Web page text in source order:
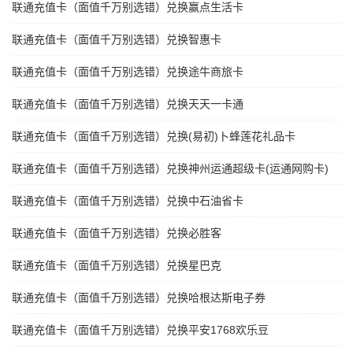
联通充值卡（面值千万别选错）兑换赢点生活卡
联通充值卡（面值千万别选错）兑换智惠卡
联通充值卡（面值千万别选错）兑换途牛商旅卡
联通充值卡（面值千万别选错）兑换天天一卡通
联通充值卡（面值千万别选错）兑换(易初)卜蜂莲花礼品卡
联通充值卡（面值千万别选错）兑换神州运通超级卡(运通网购卡)
联通充值卡（面值千万别选错）兑换中石油省卡
联通充值卡（面值千万别选错）兑换必胜客
联通充值卡（面值千万别选错）兑换星巴克
联通充值卡（面值千万别选错）兑换哈根达斯电子券
联通充值卡（面值千万别选错）兑换平安1768欢乐豆